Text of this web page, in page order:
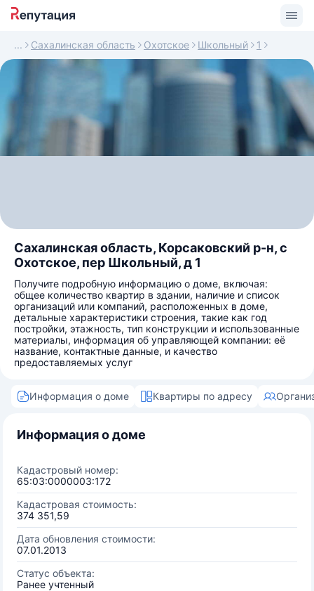
Сахалинская область Охотское Школьный 1
Сахалинская область, Корсаковский р-н, с
Охотское, пер Школьный, д 1
Получите подробную информацию о доме, включая:
общее количество квартир в здании, наличие и список
организаций или компаний, расположенных в доме,
детальные характеристики строения, такие как год
постройки, этажность, тип конструкции и использованные
материалы, информация об управляющей компании: её
название, контактные данные, и качество
предоставляемых услуг
Информация о доме Квартиры по адресу
Информация о доме
Кадастровый номер:
65:03:0000003:172
Кадастровая стоимость:
374 351,59
Дата обновления стоимости:
07.01.2013
Статус объекта:
Ранее учтенный